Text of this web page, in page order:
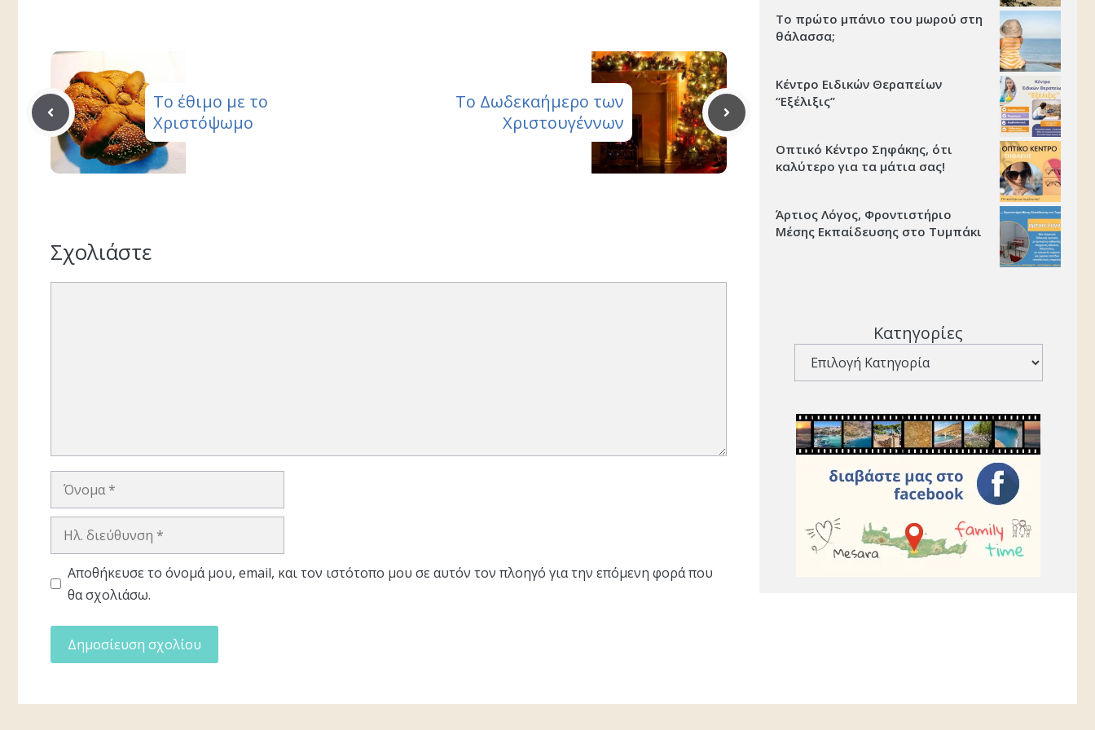
Το έθιμο με το
Χριστόψωμο
Το Δωδεκαήμερο των
Χριστουγέννων
Σχολιάστε
Όνομα
Ηλ.
Αποθήκευσε το όνομά μου, email, και τον ιστότοπο μου σε αυτόν τον πλοηγό για την επόμενη φορά που
θα σχολιάσω.
Το πρώτο μπάνιο του μωρού στη
θάλασσα;
Κέντρο Ειδικών Θεραπείων
“Εξέλιξις’’
Οπτικό Κέντρο Σηφάκης, ότι
καλύτερο για τα μάτια σας!
Άρτιος Λόγος, Φροντιστήριο
Μέσης Εκπαίδευσης στο Τυμπάκι
Κατηγορίες